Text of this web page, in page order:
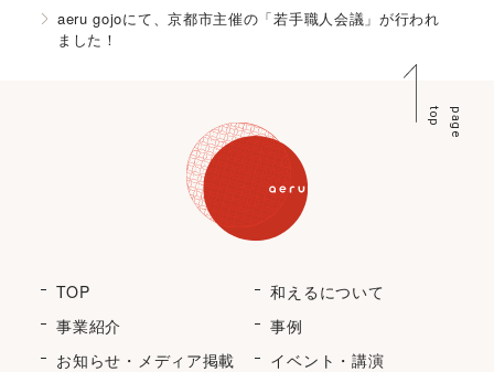
aeru gojoにて、京都市主催の「若手職人会議」が行われ
ました！
p
a
g
e
t
o
p
TOP
和えるについて
事業紹介
事例
お知らせ・メディア掲載
イベント・講演